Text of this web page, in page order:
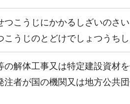
つこうじにかかるしざいのさ
うじのとどけでしょつうちし
解体工事又は特定建設資材
者が国の機関又は地方公共